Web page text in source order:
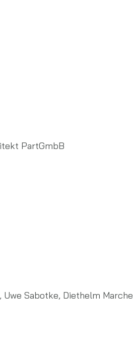
PartGmbB
Uwe Sabotke, Diethelm Marche